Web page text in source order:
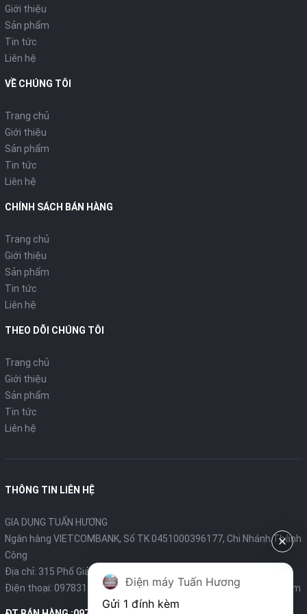
Giới thiệu
Sản phẩm
Tin tức
Liên hệ
VỀ CHÚNG TÔI
Trang chủ
Giới thiệu
Sản phẩm
Tin tức
Liên hệ
CHÍNH SÁCH BÁN HÀNG
Trang chủ
Giới thiệu
Sản phẩm
Tin tức
Liên hệ
THEO DÕI CHÚNG TÔI
Trang chủ
Giới thiệu
Sản phẩm
Tin tức
Liên hệ
THÔNG TIN LIÊN HỆ
GIA DỤNG TUẤN HƯƠNG
Ngân hàng VIETCOMBANK, Số TK 0451000396177, Chi Nhánh Thành
Công
Địa chỉ: 315 Phố Giảng Võ - Ba Đình - Hà Nội
Điện thoại: 0978319375- Email:diengiadungtuanhuong@gmail.com
Điện máy Tuấn Hương
Gửi 1 đính kèm